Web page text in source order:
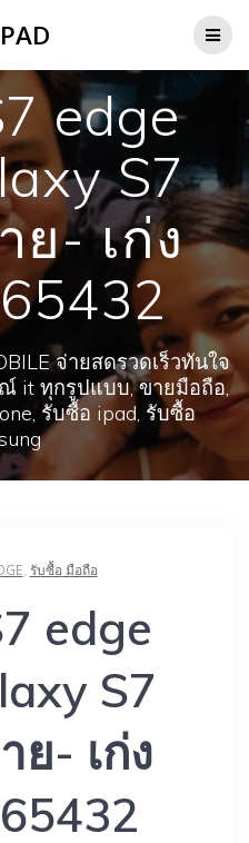
to
PAD
edge
S7
ย- เก่ง
จ่ายสดรวดเร็วทันใจ
it ทุกรูปแบบ, ขายมือถือ,
รับซื้อ ipad, รับซื้อ
, รับซื้อ มือถือ
edge
S7
ย- เก่ง